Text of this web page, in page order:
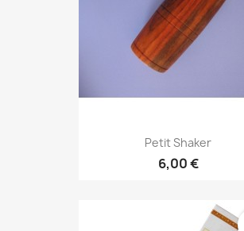
Petit Shaker
6,00 €